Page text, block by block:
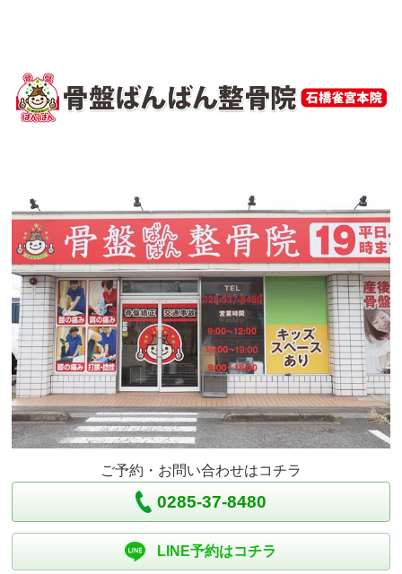
ご予約・お問い合わせはコチラ
0285-37-8480
LINE予約はコチラ